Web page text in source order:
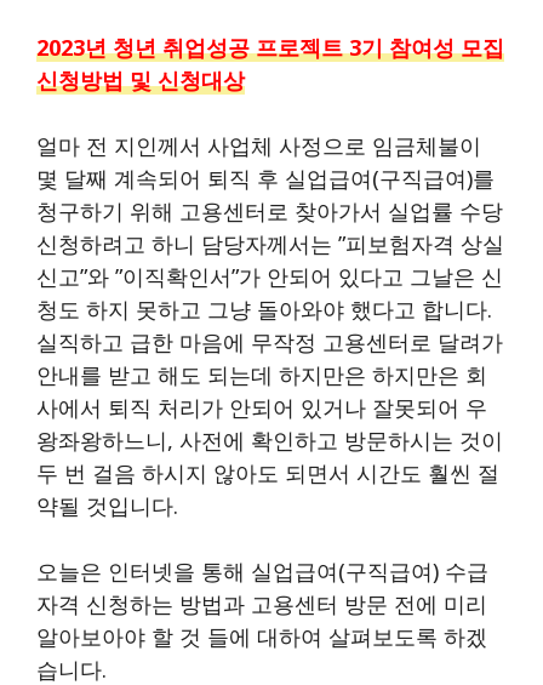
2023년 청년 취업성공 프로젝트 3기 참여성 모집
신청방법 및 신청대상
얼마 전 지인께서 사업체 사정으로 임금체불이
몇 달째 계속되어 퇴직 후 실업급여(구직급여)를
청구하기 위해 고용센터로 찾아가서 실업률 수당
신청하려고 하니 담당자께서는 ”피보험자격 상실
신고”와 ”이직확인서”가 안되어 있다고 그날은 신
청도 하지 못하고 그냥 돌아와야 했다고 합니다.
실직하고 급한 마음에 무작정 고용센터로 달려가
안내를 받고 해도 되는데 하지만은 하지만은 회
사에서 퇴직 처리가 안되어 있거나 잘못되어 우
왕좌왕하느니, 사전에 확인하고 방문하시는 것이
두 번 걸음 하시지 않아도 되면서 시간도 훨씬 절
약될 것입니다.
오늘은 인터넷을 통해 실업급여(구직급여) 수급
자격 신청하는 방법과 고용센터 방문 전에 미리
알아보아야 할 것 들에 대하여 살펴보도록 하겠
습니다.